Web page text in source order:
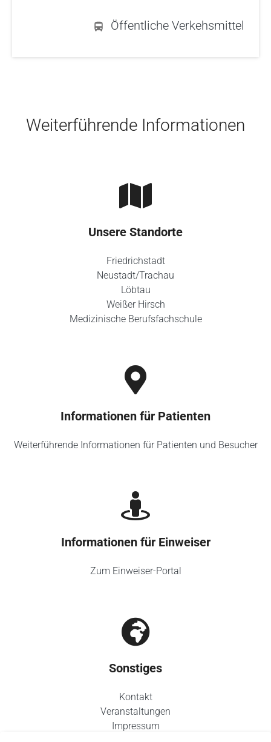
Öffentliche Verkehsmittel
Weiterführende Informationen
Unsere Standorte
Friedrichstadt
Neustadt/Trachau
Löbtau
Weißer Hirsch
Medizinische Berufsfachschule
Informationen für Patienten
Weiterführende Informationen für Patienten und Besucher
Informationen für Einweiser
Zum Einweiser-Portal
Sonstiges
Kontakt
Veranstaltungen
Impressum